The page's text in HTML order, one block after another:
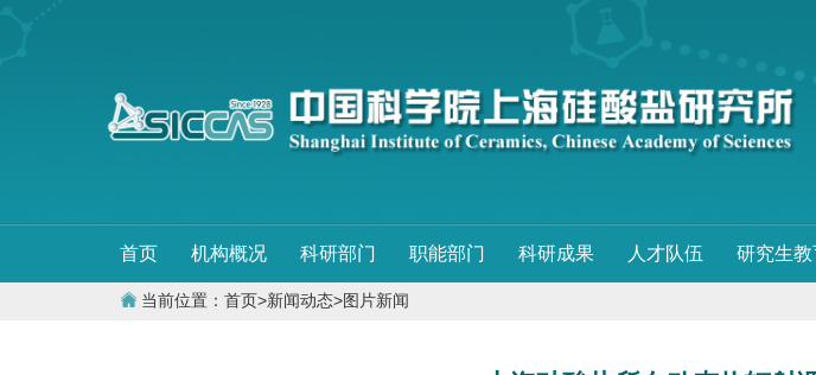
首页 机构概况 科研部门 职能部门 科研成果 人才队伍 研究生教
当前位置： 首页>新闻动态>图片新闻